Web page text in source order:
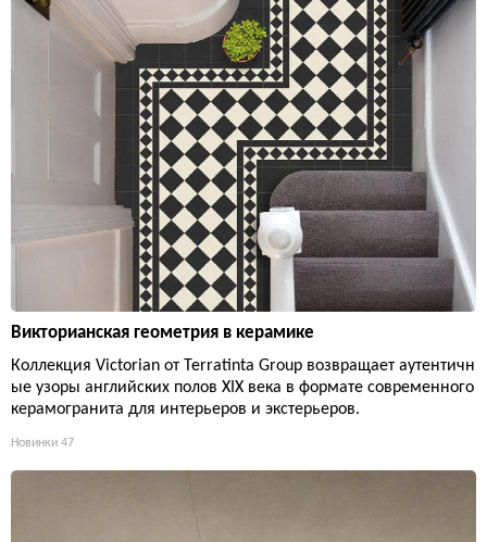
Викторианская геометрия в керамике
Коллекция Victorian от Terratinta Group возвращает аутентичн
ые узоры английских полов XIX века в формате современного
керамогранита для интерьеров и экстерьеров.
Новинки 47